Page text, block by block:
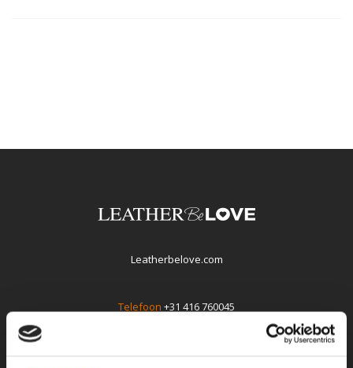
Leatherbelove.com
Telefoon +31 416 760045